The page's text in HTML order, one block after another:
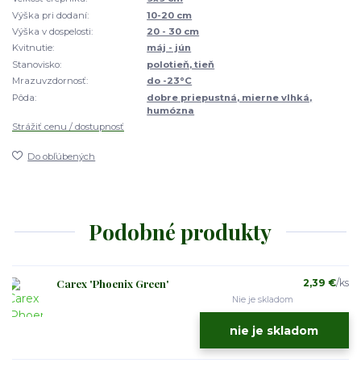
Výška pri dodaní:
10-20 cm
Výška v dospelosti:
20 - 30 cm
Kvitnutie:
máj - jún
Stanovisko:
polotieň, tieň
Mrazuvzdornosť:
do -23°C
Pôda:
dobre priepustná, mierne vlhká,
humózna
Strážiť cenu / dostupnosť
Do obľúbených
Podobné produkty
Carex 'Phoenix Green' 2,39 €/ks
Nie je skladom
nie je skladom